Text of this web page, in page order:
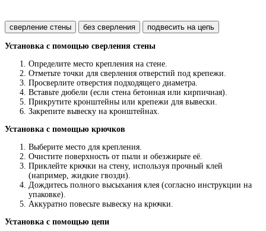
сверление стены без сверления подвесить на цепь
Установка с помощью сверления стены
Определите место крепления на стене.
Отметьте точки для сверления отверстий под крепежи.
Просверлите отверстия подходящего диаметра.
Вставьте дюбели (если стена бетонная или кирпичная).
Прикрутите кронштейны или крепежи для вывески.
Закрепите вывеску на кронштейнах.
Установка с помощью крючков
Выберите место для крепления.
Очистите поверхность от пыли и обезжирьте её.
Приклейте крючки на стену, используя прочный клей
(например, жидкие гвозди).
Дождитесь полного высыхания клея (согласно инструкции на
упаковке).
Аккуратно повесьте вывеску на крючки.
Установка с помощью цепи